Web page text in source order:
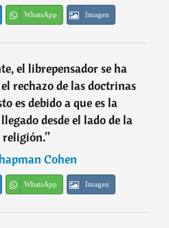
WhatsApp Imagen
el librepensador se ha
rechazo de las doctrinas
es debido a que es la
desde el lado de la
religión.”
Cohen
WhatsApp Imagen